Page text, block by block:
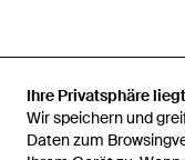
Ihre Privatsphäre
Wir speichern und
Daten zum
Startseite Herren Uhren
Edelstahl